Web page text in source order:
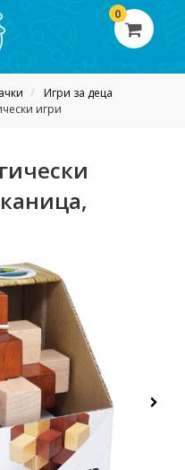
0
Игри за деца
игри